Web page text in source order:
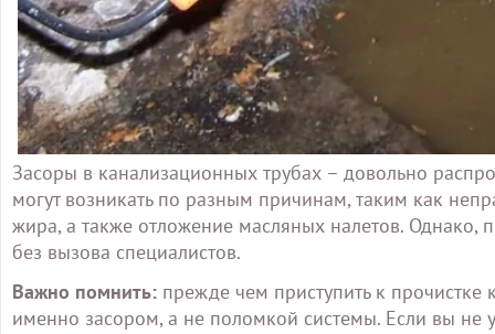
Засоры в канализационных трубах – довольно
могут возникать по разным причинам, таким как
жира, а также отложение масляных налетов.
без вызова специалистов.
Важно помнить: прежде чем приступить к
именно засором, а не поломкой системы. Если вы не